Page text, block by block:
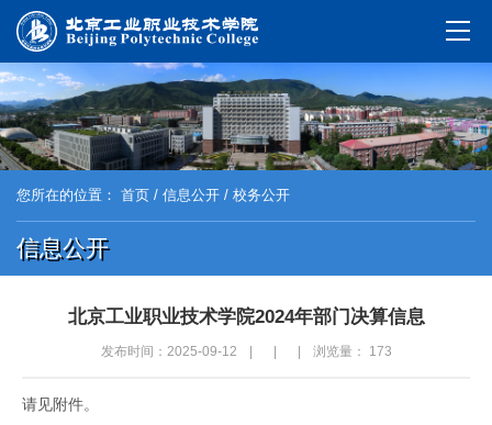
您所在的位置： 首页 / 信息公开 / 校务公开
信息公开
北京工业职业技术学院2024年部门决算信息
发布时间：2025-09-12 | | | 浏览量： 173
请见附件。